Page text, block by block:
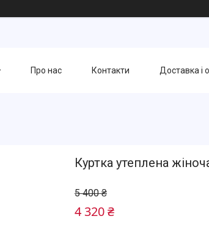
Про нас Контакти Доставка і
Куртка утеплена
5 400 ₴
4 320 ₴